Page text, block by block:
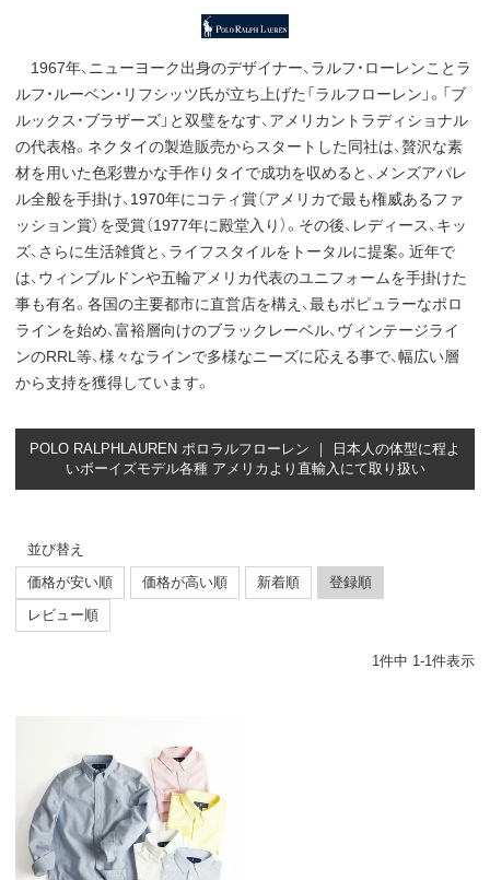
1967年、ニューヨーク出身のデザイナー、ラルフ・ローレンことラ
ルフ・ルーベン・リフシッツ氏が立ち上げた「ラルフローレン」。「ブ
ルックス・ブラザーズ」と双璧をなす、アメリカントラディショナル
の代表格。ネクタイの製造販売からスタートした同社は、贅沢な素
材を用いた色彩豊かな手作りタイで成功を収めると、メンズアパレ
ル全般を手掛け、1970年にコティ賞（アメリカで最も権威あるファ
ッション賞）を受賞（1977年に殿堂入り）。その後、レディース、キッ
ズ、さらに生活雑貨と、ライフスタイルをトータルに提案。近年で
は、ウィンブルドンや五輪アメリカ代表のユニフォームを手掛けた
事も有名。各国の主要都市に直営店を構え、最もポピュラーなポロ
ラインを始め、富裕層向けのブラックレーベル、ヴィンテージライ
ンのRRL等、様々なラインで多様なニーズに応える事で、幅広い層
から支持を獲得しています。
POLO RALPHLAUREN ポロラルフローレン ｜ 日本人の体型に程よ
いボーイズモデル各種 アメリカより直輸入にて取り扱い
並び替え
価格が安い順
価格が高い順 新着順
登録順
レビュー順
1件中 1-1件表示